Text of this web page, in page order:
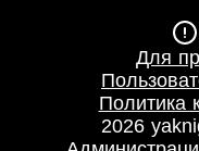
Для
Политика
2026